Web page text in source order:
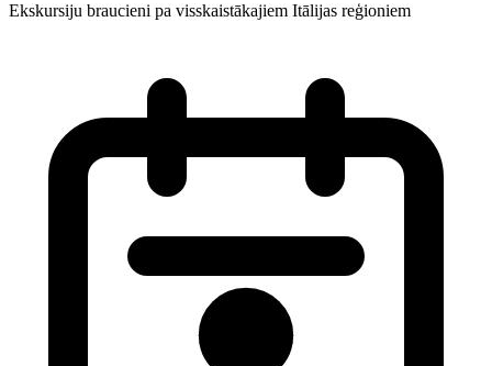
Ekskursiju braucieni pa visskaistākajiem Itālijas reģioniem